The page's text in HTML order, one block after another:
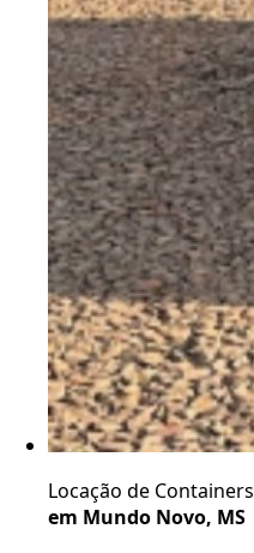
Locação de Containers
em Mundo Novo, MS